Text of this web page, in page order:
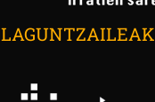
LAGUNTZAILEAK